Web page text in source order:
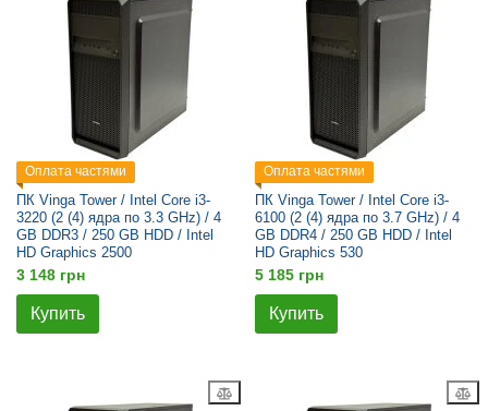
Оплата частями
ПК Vinga Tower / Intel Core i3-
3220 (2 (4) ядра по 3.3 GHz) / 4
GB DDR3 / 250 GB HDD / Intel
HD Graphics 2500
3 148 грн
Купить
Оплата частями
ПК Vinga Tower / Intel Core i3-
6100 (2 (4) ядра по 3.7 GHz) / 4
GB DDR4 / 250 GB HDD / Intel
HD Graphics 530
5 185 грн
Купить